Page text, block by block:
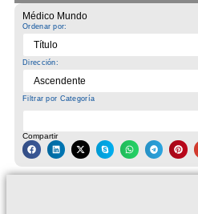
Médico Mundo
Ordenar por:
Dirección:
Filtrar por Categoría
Compartir